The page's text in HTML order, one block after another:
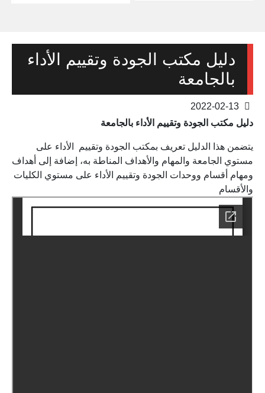
دليل مكتب الجودة وتقييم الأداء
بالجامعة
دليل مكتب الجودة وتقييم الأداء بالجامعة
يتضمن هذا الدليل تعريف بمكتب الجودة وتقييم الأداء على
مستوي الجامعة والمهام والأهداف المناطة به، إضافة إلى أهداف
ومهام أقسام ووحدات الجودة وتقييم الأداء على مستوي الكليات
والأقسام